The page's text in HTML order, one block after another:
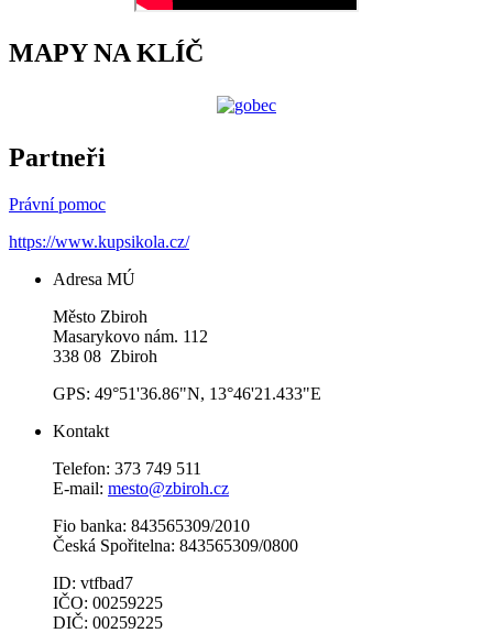
MAPY NA KLÍČ
Partneři
Právní pomoc
https://www.kupsikola.cz/
Adresa MÚ
Město Zbiroh
Masarykovo nám. 112
338 08 Zbiroh
GPS: 49°51'36.86"N, 13°46'21.433"E
Kontakt
Telefon: 373 749 511
E-mail: mesto@zbiroh.cz
Fio banka: 843565309/2010
Česká Spořitelna: 843565309/0800
ID: vtfbad7
IČO: 00259225
DIČ: 00259225